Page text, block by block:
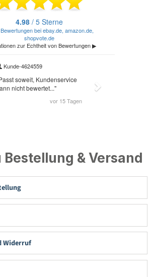
Bestellung & Versand
Widerruf